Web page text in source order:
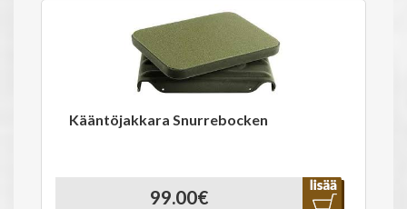
Kääntöjakkara Snurrebocken
99.00€